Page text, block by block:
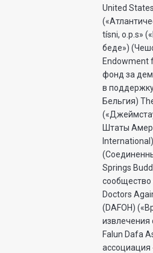
United
tísni, o.p.s»
беде»)
Endowment
фонд за
в
Бельгия)
Штаты
Springs
Doctors
(DAFOH)
извлечения
Falun Dafa